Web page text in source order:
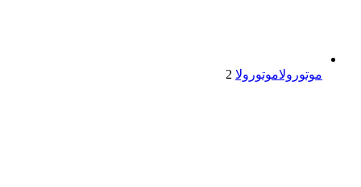
موتورولاموتورولا 2